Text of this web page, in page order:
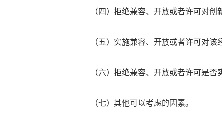
（四）拒绝兼容、开放或者许可对创
（五）实施兼容、开放或者许可对该
（六）拒绝兼容、开放或者许可是否
（七）其他可以考虑的因素。